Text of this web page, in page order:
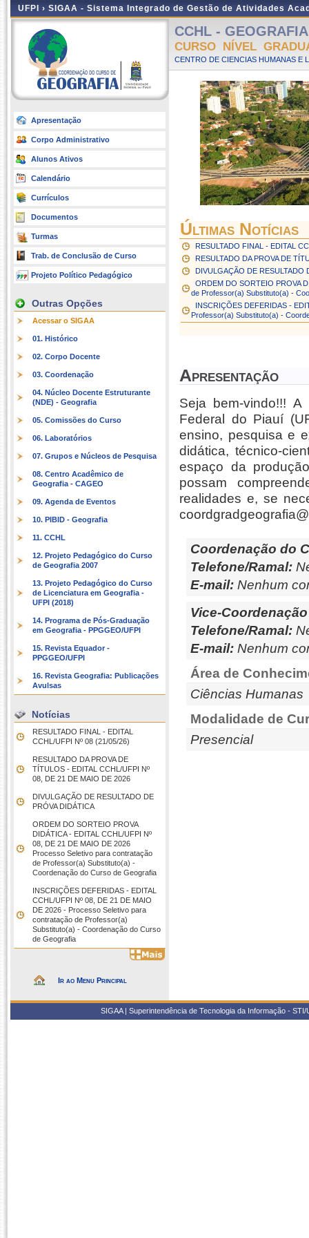
UFPI › SIGAA - Sistema Integrado de Gestão de Atividades
Apresentação
Corpo Administrativo
Alunos Ativos
Calendário
Currículos
Documentos
Turmas
Trab. de Conclusão de Curso
Projeto Político Pedagógico
Outras Opções
Acessar o SIGAA
01. Histórico
02. Corpo Docente
03. Coordenação
04. Núcleo Docente Estruturante
(NDE) - Geografia
05. Comissões do Curso
06. Laboratórios
07. Grupos e Núcleos de Pesquisa
08. Centro Acadêmico de
Geografia - CAGEO
09. Agenda de Eventos
10. PIBID - Geografia
11. CCHL
12. Projeto Pedagógico do Curso
de Geografia 2007
13. Projeto Pedagógico do Curso
de Licenciatura em Geografia -
UFPI (2018)
14. Programa de Pós-Graduação
em Geografia - PPGGEO/UFPI
15. Revista Equador -
PPGGEO/UFPI
16. Revista Geografia: Publicações
Avulsas
Notícias
RESULTADO FINAL - EDITAL
CCHL/UFPI Nº 08 (21/05/26)
RESULTADO DA PROVA DE
TÍTULOS - EDITAL CCHL/UFPI Nº
08, DE 21 DE MAIO DE 2026
DIVULGAÇÃO DE RESULTADO DE
PRÓVA DIDÁTICA
ORDEM DO SORTEIO PROVA
DIDÁTICA - EDITAL CCHL/UFPI Nº
08, DE 21 DE MAIO DE 2026
Processo Seletivo para contratação
de Professor(a) Substituto(a) -
Coordenação do Curso de Geografia
INSCRIÇÕES DEFERIDAS - EDITAL
CCHL/UFPI Nº 08, DE 21 DE MAIO
DE 2026 - Processo Seletivo para
contratação de Professor(a)
Substituto(a) - Coordenação do Curso
de Geografia
Ir ao Menu Principal
CCHL -
CURSO NÍVEL
CENTRO DE CIENCIAS HUMANAS E
Últimas Notícias
RESULTADO FINAL - EDITAL
RESULTADO DA PROVA DE
DIVULGAÇÃO DE RESULTADO
ORDEM DO SORTEIO PROVA
de Professor(a) Substituto(a) -
INSCRIÇÕES DEFERIDAS -
Professor(a) Substituto(a) -
Apresentação
Seja bem-vindo!!!
Federal do Piauí
ensino, pesquisa e
didática, técnico-
espaço da
possam
realidades e, se
Coordenação do
Telefone/Ramal:
E-mail: Nenhum
Vice-
Telefone/Ramal:
E-mail: Nenhum
Área de
Ciências Humanas
Modalidade de
Presencial
SIGAA | Superintendência de Tecnologia da Informação -